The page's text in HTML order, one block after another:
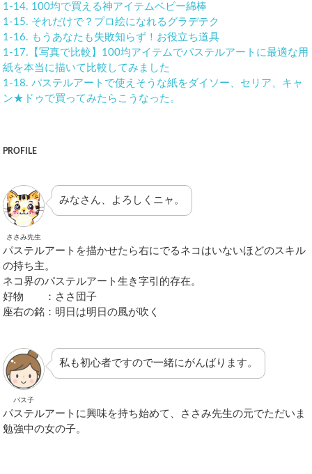
1-14. 100均で買える神アイテムベビー綿棒
1-15. それだけで？プロ絵になれるグラデテク
1-16. もうあなたも失敗知らず！お役立ち道具
1-17.【写真で比較】100均アイテムでパステルアートに最適な用
紙を本当に描いて比較してみました
1-18. パステルアートで使えそうな紙をダイソー、セリア、キャ
ン★ドゥで買ってみたらこうなった。
PROFILE
ささみ先生
みなさん、よろしくニャ。
パステルアートを描かせたら右にでるネコはいないほどのスキル
の持ち主。
ネコ界のパステルアート生き字引的存在。
好物 ：ささ団子
座右の銘：明日は明日の風が吹く
パス子
私も初心者ですので一緒にがんばります。
パステルアートに興味を持ち始めて、ささみ先生の元でただいま
勉強中の女の子。